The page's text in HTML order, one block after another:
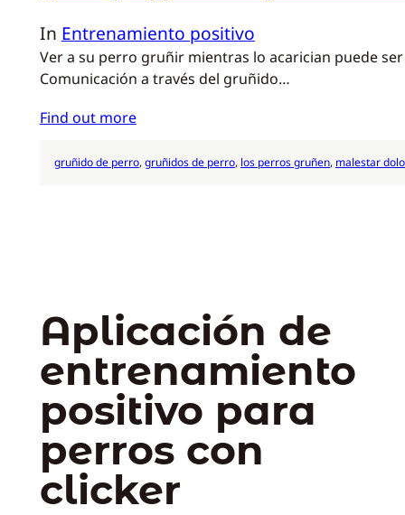
In Entrenamiento positivo
Ver a su perro gruñir mientras lo acarician puede
Comunicación a través del gruñido…
Find out more
gruñido de perro, gruñidos de perro, los perros gruñen, malestar
Aplicación de
entrenamiento
positivo para
perros con
clicker